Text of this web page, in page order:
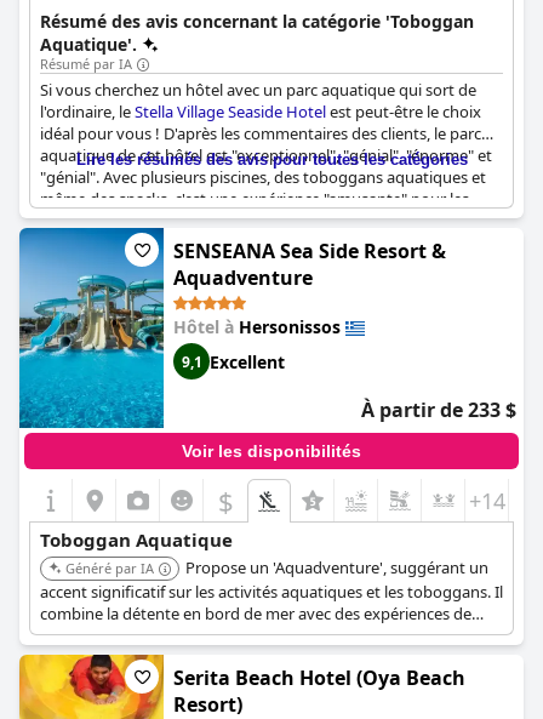
pratique pour les familles avec de jeunes enfants.
Résumé des avis concernant la catégorie 'Toboggan
Aquatique'.
Résumé par IA
Si vous cherchez un hôtel avec un parc aquatique qui sort de
l'ordinaire, leStella Village Seaside Hotelest peut-être le choix
idéal pour vous ! D'après les commentaires des clients, le parc
aquatique de cet hôtel est "exceptionnel", "génial", "énorme" et
"génial". Avec plusieurs piscines, des toboggans aquatiques et
même des snacks, c'est une expérience "amusante" pour les
enfants comme pour les adultes. Le parc est une "attraction de
premier plan" qui offre un "divertissement sans fin" aux familles,
ainsi que d'autres activités telles que la mini-discothèque,
l'équitation et la peinture sur visage. Bien que certains
nouveaux toboggans n'aient pas encore été ouverts lors du
séjour de certains visiteurs, ces derniers ont souligné que les
toboggans et les piscines existants sont "déroutants". Ce qui est
encore mieux, c'est que l'accès au parc aquatique est gratuit
pour les clients de l'hôtel. Dans l'ensemble, cet hôtel est un
paradis aquatique à ne pas manquer !
Lire les résumés des avis pour toutes les catégories
SENSEANA Sea Side Resort &
Aquadventure
Hôtel à Hersonissos
9,1 Excellent
À partir de 233 $
Voir les disponibilités
$ +14
Toboggan Aquatique
Généré par IA
Propose un 'Aquadventure', suggérant un
accent significatif sur les activités aquatiques et les toboggans. Il
combine la détente en bord de mer avec des expériences de
parc aquatique palpitantes.
Serita Beach Hotel (Oya Beach
Resort)